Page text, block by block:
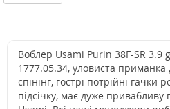
Воблер Usami Purin 38F-SR 3.9
1777.05.34, уловиста
спінінг, гострі потрійні гачки
підсічку, має дуже привабливу